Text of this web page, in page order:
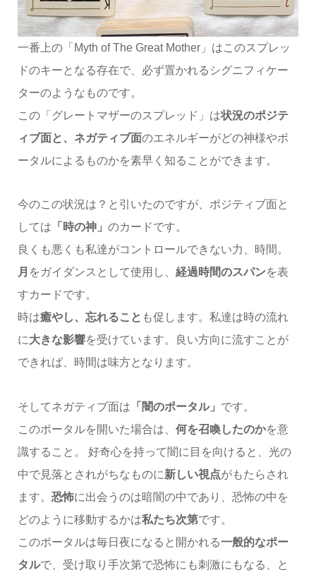
一番上の「Myth of The Great Mother」はこのスプレッ
ドのキーとなる存在で、必ず置かれるシグニフィケー
ターのようなものです。
この「グレートマザーのスプレッド」は状況のポジテ
ィブ面と、ネガティブ面のエネルギーがどの神様やポ
ータルによるものかを素早く知ることができます。
今のこの状況は？と引いたのですが、ポジティブ面と
しては 「時の神」 のカードです。
良くも悪くも私達がコントロールできない力、時間。
月 をガイダンスとして使用し、 経過時間のスパンを表
すカードです。
時は癒やし、忘れること も促します。私達は時の流れ
に大きな影響を受けています。良い方向に流すことが
できれば、時間は味方となります。
そしてネガティブ面は 「闇のポータル」 です。
このポータルを開いた場合は、 何を召喚したのかを意
識すること。 好奇心を持って闇に目を向けると、光の
中で見落とされがちなものに新しい視点がもたらされ
ます。 恐怖に出会うのは暗闇の中であり、恐怖の中を
どのように移動するかは私たち次第です。
このポータルは毎日夜になると開かれる一般的なポー
タルで、受け取り手次第で恐怖にも刺激にもなる、と